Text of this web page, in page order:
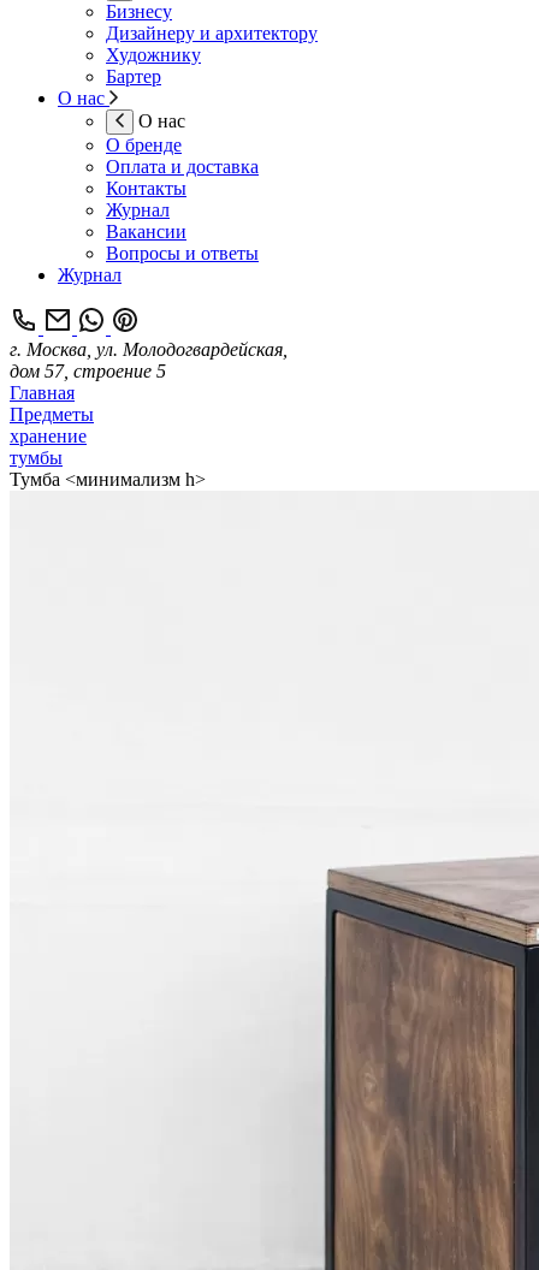
Бизнесу
Дизайнеру и архитектору
Художнику
Бартер
О нас
О нас
О бренде
Оплата и доставка
Контакты
Журнал
Вакансии
Вопросы и ответы
Журнал
г. Москва, ул. Молодогвардейская,
дом 57, строение 5
Главная
Предметы
хранение
тумбы
Тумба <минимализм h>